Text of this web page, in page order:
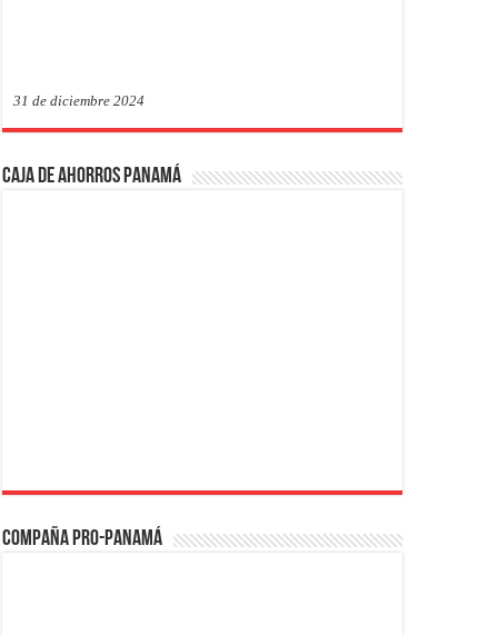
31 de diciembre 2024
Caja de Ahorros Panamá
Compaña PRO-Panamá